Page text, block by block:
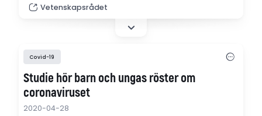
rädslor nu och historiskt.
Vetenskapsrådet
Covid-19
Studie hör barn och ungas röster om
coronaviruset
2020-04-28